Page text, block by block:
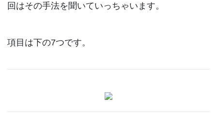
回はその手法を聞いていっちゃいます。
項目は下の7つです。